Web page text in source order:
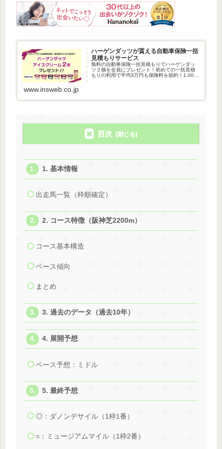
ハーゲンダッツが貰える自動車保険一括
見積もりサービス
無料の自動車保険一括見積もりでハーゲンダッ
ツ２個を全員にプレゼント！初めての一括見積
もりの利用で平均3万円も保険料を節約！1,000
www.insweb.co.jp
目次
1. 基本情報
出走馬一覧（枠順確定）
2. コース特徴（阪神芝2200m）
コース基本構造
ペース傾向
まとめ
3. 過去のデータ（過去10年）
4. 展開予想
ペース予想：ミドル
5. 最終予想
◎：ダノンデサイル（1枠1番）
○：ミュージアムマイル（1枠2番）